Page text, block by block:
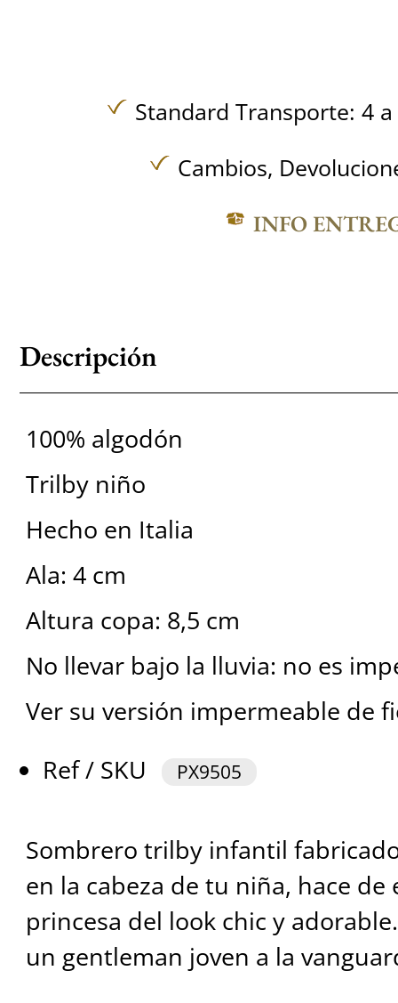
Standard Transporte: 4
Cambios,
INFO
Descripción
100% algodón
Trilby niño
Hecho en Italia
Ala: 4 cm
Altura copa: 8,5 cm
No llevar bajo la lluvia: no es
Ver su versión impermeable de
Ref / SKU
PX9505
Sombrero trilby infantil
en la cabeza de tu niña, hace
princesa del look chic y
un gentleman joven a la